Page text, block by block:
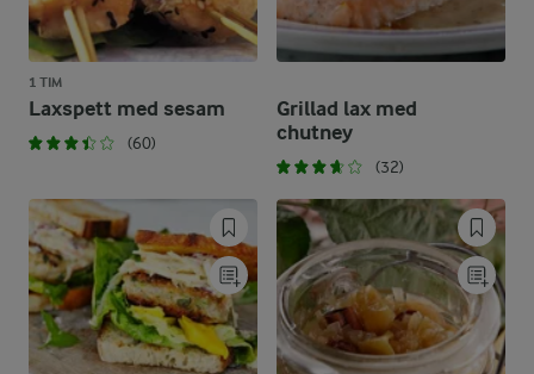
1 TIM
Laxspett med sesam
(60)
Grillad lax med
chutney
(32)